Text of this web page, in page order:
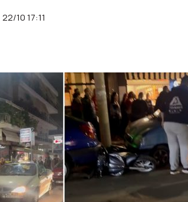
22/10 17:11